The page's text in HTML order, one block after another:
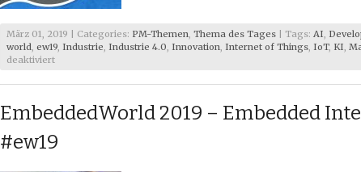
März 01, 2019 | Categories: PM-Themen, Thema des Tages | Tags: AI,
world, ew19, Industrie, Industrie 4.0, Innovation, Internet of Things, IoT, KI,
deaktiviertfür
2019
Rapid
at
#ew19
EmbeddedWorld 2019 – Embedded
#ew19